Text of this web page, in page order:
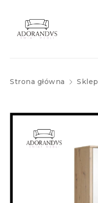
Strona główna Sklep